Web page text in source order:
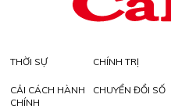
THỜI SỰ CHÍNH TRỊ
CẢI CÁCH HÀNH
CHÍNH
CHUYỂN ĐỔI SỐ